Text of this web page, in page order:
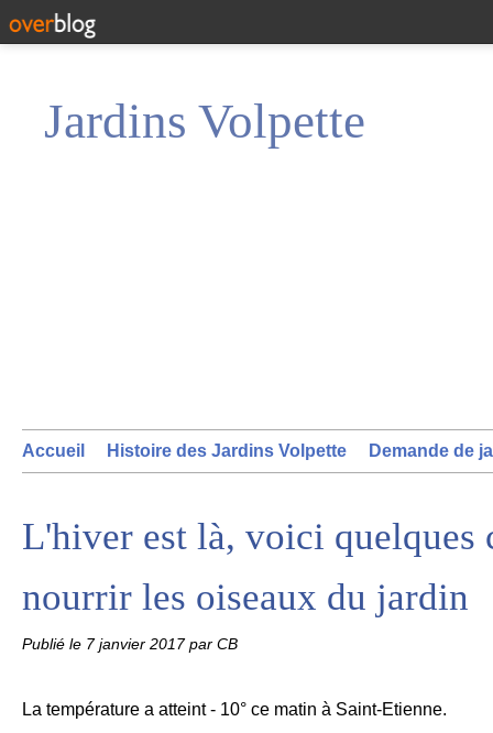
Jardins Volpette
Accueil Histoire des Jardins Volpette Demande de
L'hiver est là, voici quelques
nourrir les oiseaux du jardin
Publié le 7 janvier 2017par CB
La température a atteint - 10° ce matin à Saint-Etienne.